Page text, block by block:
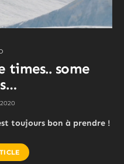
times.. some
toujours bon à prendre !